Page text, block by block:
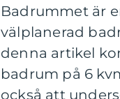
Badrummet är
välplanerad
denna artikel
badrum på 6
också att